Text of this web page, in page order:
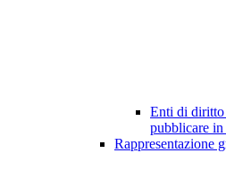
Enti di
pubblicare in
Rappresentazione